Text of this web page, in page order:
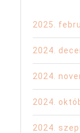
2025.
2024.
2024.
2024.
2024.